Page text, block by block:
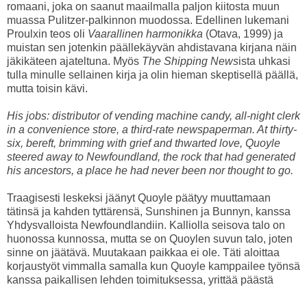
romaani, joka on saanut maailmalla paljon kiitosta muun
muassa Pulitzer-palkinnon muodossa. Edellinen lukemani
Proulxin teos oli Vaarallinen harmonikka (Otava, 1999) ja
muistan sen jotenkin päällekäyvän ahdistavana kirjana näin
jäkikäteen ajateltuna. Myös The Shipping Newsista uhkasi
tulla minulle sellainen kirja ja olin hieman skeptisellä päällä,
mutta toisin kävi.
His jobs: distributor of vending machine candy, all-night clerk
in a convenience store, a third-rate newspaperman. At thirty-
six, bereft, brimming with grief and thwarted love, Quoyle
steered away to Newfoundland, the rock that had generated
his ancestors, a place he had never been nor thought to go.
Traagisesti leskeksi jäänyt Quoyle päätyy muuttamaan
tätinsä ja kahden tyttärensä, Sunshinen ja Bunnyn, kanssa
Yhdysvalloista Newfoundlandiin. Kalliolla seisova talo on
huonossa kunnossa, mutta se on Quoylen suvun talo, joten
sinne on jäätävä. Muutakaan paikkaa ei ole. Täti aloittaa
korjaustyöt vimmalla samalla kun Quoyle kamppailee työnsä
kanssa paikallisen lehden toimituksessa, yrittää päästä